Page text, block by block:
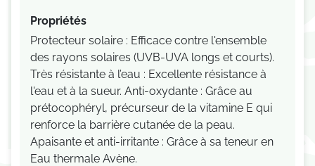
Propriétés
Protecteur solaire : Efficace contre l'ensemble
des rayons solaires (UVB-UVA longs et courts).
Très résistante à l’eau : Excellente résistance à
l'eau et à la sueur. Anti-oxydante : Grâce au
prétocophéryl, précurseur de la vitamine E qui
renforce la barrière cutanée de la peau.
Apaisante et anti-irritante : Grâce à sa teneur en
Eau thermale Avène.